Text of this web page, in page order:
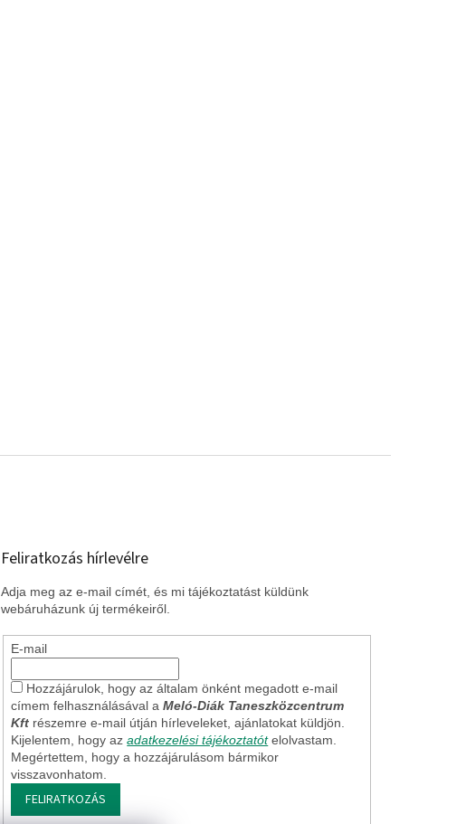
Feliratkozás hírlevélre
Adja meg az e-mail címét, és mi tájékoztatást küldünk
webáruházunk új termékeiről.
E-mail
Hozzájárulok, hogy az általam önként megadott e-mail
címem felhasználásával aMeló-Diák Taneszközcentrum
Kft részemre e-mail útján hírleveleket, ajánlatokat küldjön.
Kijelentem, hogy azadatkezelési tájékoztatót elolvastam.
Megértettem, hogy a hozzájárulásom bármikor
visszavonhatom.
FELIRATKOZÁS